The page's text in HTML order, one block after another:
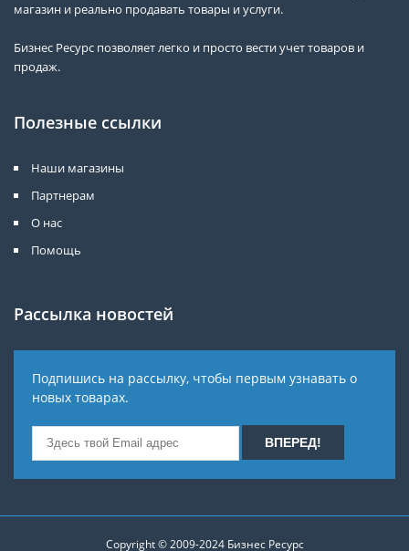
магазин и реально продавать товары и услуги.
Бизнес Ресурс позволяет легко и просто вести учет товаров и
продаж.
Полезные ссылки
Наши магазины
Партнерам
О нас
Помощь
Рассылка новостей
Подпишись на рассылку, чтобы первым узнавать о
новых товарах.
Copyright © 2009-2024 Бизнес Ресурс